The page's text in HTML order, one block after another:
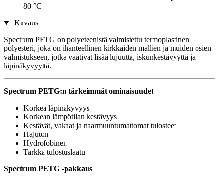
80 °C
Kuvaus
Spectrum PETG on polyeteenistä valmistettu termoplastinen
polyesteri, joka on ihanteellinen kirkkaiden mallien ja muiden osien
valmistukseen, jotka vaativat lisää lujuutta, iskunkestävyyttä ja
läpinäkyvyyttä.
Spectrum PETG:n tärkeimmät ominaisuudet
Korkea läpinäkyvyys
Korkean lämpötilan kestävyys
Kestävät, vakaat ja naarmuuntumattomat tulosteet
Hajuton
Hydrofobinen
Tarkka tulostuslaatu
Spectrum PETG -pakkaus